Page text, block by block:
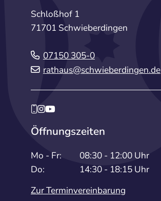
Schloßhof 1
71701 Schwieberdingen
07150 305-0
rathaus@schwieberdingen.de
Öffnungszeiten
Mo - Fr:
08:30 - 12:00 Uhr
Do:
14:30 - 18:15 Uhr
Zur Terminvereinbarung